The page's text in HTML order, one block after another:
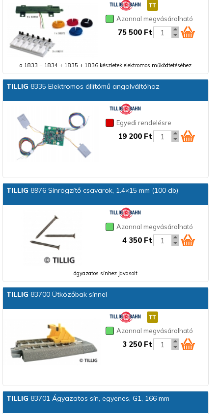
Azonnal megvásárolható
75 500 Ft
a 1833 + 1834 + 1835 + 1836 készletek elektromos működtetéséhez
TILLIG 8335 Elektromos állítómű angolváltóhoz
Egyedi rendelésre
19 200 Ft
TILLIG 8976 Sínrögzítő csavarok, 1.4×15 mm (100 db)
Azonnal megvásárolható
4 350 Ft
ágyazatos sínhez javasolt
TILLIG 83700 Ütközőbak sínnel
Azonnal megvásárolható
3 250 Ft
TILLIG 83701 Ágyazatos sín, egyenes, G1, 166 mm